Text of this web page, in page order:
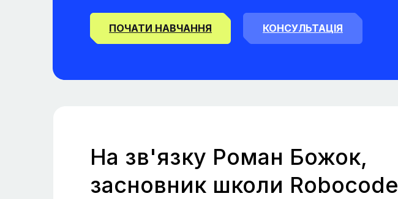
ПОЧАТИ НАВЧАННЯ КОНСУЛЬТАЦІЯ
На зв'язку Роман Божок,
засновник школи Robocode